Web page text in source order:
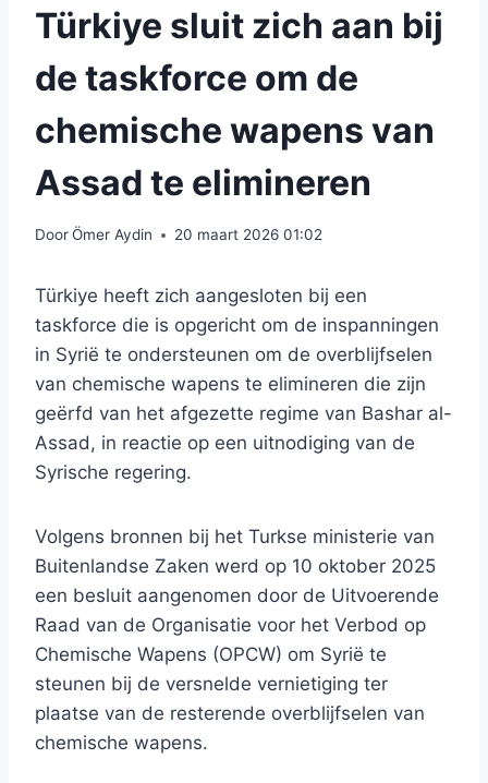
Türkiye sluit zich aan bij
de taskforce om de
chemische wapens van
Assad te elimineren
DoorÖmer Aydin 20 maart 2026 01:02
Türkiye heeft zich aangesloten bij een
taskforce die is opgericht om de inspanningen
in Syrië te ondersteunen om de overblijfselen
van chemische wapens te elimineren die zijn
geërfd van het afgezette regime van Bashar al-
Assad, in reactie op een uitnodiging van de
Syrische regering.
Volgens bronnen bij het Turkse ministerie van
Buitenlandse Zaken werd op 10 oktober 2025
een besluit aangenomen door de Uitvoerende
Raad van de Organisatie voor het Verbod op
Chemische Wapens (OPCW) om Syrië te
steunen bij de versnelde vernietiging ter
plaatse van de resterende overblijfselen van
chemische wapens.